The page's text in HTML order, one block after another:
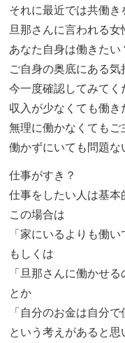
それに最近では共働き
旦那さんに言われる
あなた自身は働きたい
ご自身の奥底にある気
今一度確認してみてく
収入が少なくても働
無理に働かなくてもご
働かずにいても問題な
仕事がすき？
仕事をしたい人は基
この場合は
「家にいるよりも働い
もしくは
「旦那さんに働かせる
とか
「自分のお金は自分で
という考えがあると思